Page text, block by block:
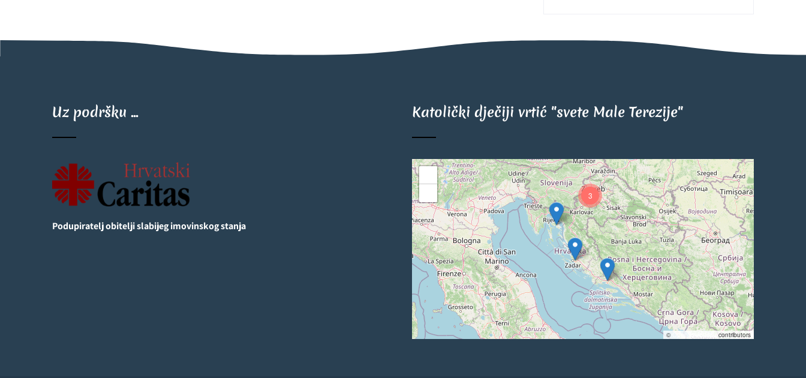
Uz podršku ...
Podupiratelj obitelji slabijeg imovinskog stanja
Katolički dječiji vrtić "svete Male Terezije"
3
© OpenStreetMap contributors